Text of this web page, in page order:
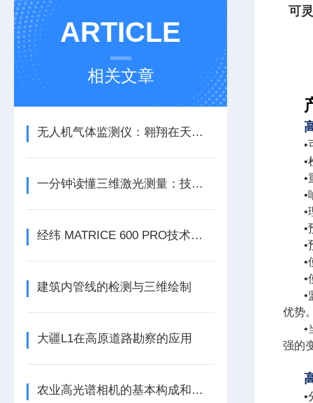
ARTICLE
相关文章
无人机气体监测仪：翱翔在天空的环保卫士
一分钟读懂三维激光测量：技术体系、分类与核心应用场景
经纬 MATRICE 600 PRO技术参数
建筑内管线的检测与三维绘制
大疆L1在高原道路勘察的应用
农业高光谱相机的基本构成和工作谱段范围
可
•
•
•
•
•
•
•
•
•
•
优势
•
强的
•